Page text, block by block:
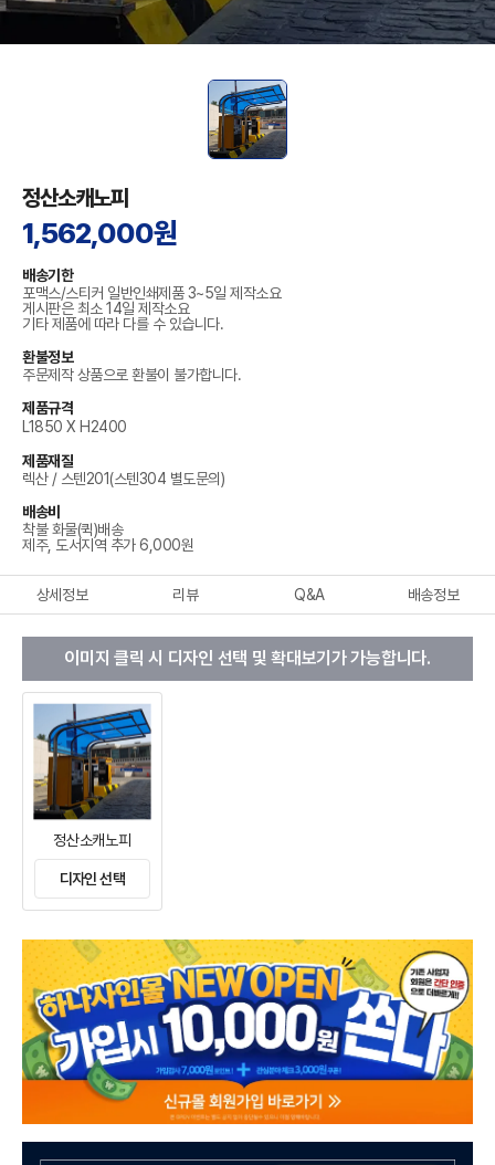
정산소캐노피
1,562,000원
배송기한
포맥스/스티커 일반인쇄제품 3~5일 제작소요
게시판은 최소 14일 제작소요
기타 제품에 따라 다를 수 있습니다.
환불정보
주문제작 상품으로 환불이 불가합니다.
제품규격
L1850 X H2400
제품재질
렉산 / 스텐201(스텐304 별도문의)
배송비
착불 화물(퀵)배송
제주, 도서지역 추가 6,000원
상세정보 리뷰 Q&A 배송정보
이미지 클릭 시 디자인 선택 및 확대보기가 가능합니다.
정산소캐노피
디자인 선택